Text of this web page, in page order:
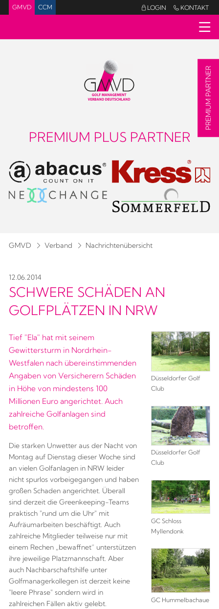
GMVD CCM LOGIN  KONTAKT
PREMIUM PLUS PARTNER
GMVD Verband Nachrichtenübersicht
12.06.2014
SCHWERE SCHÄDEN AN
GOLFPLÄTZEN IN NRW
Tief "Ela" hat mit seinem
Gewittersturm in Nordrhein-
Westfalen nach übereinstimmenden
Angaben von Versicherern Schäden
in Höhe von mindestens 100
Millionen Euro angerichtet. Auch
zahlreiche Golfanlagen sind
betroffen.
Die starken Unwetter aus der Nacht von
Montag auf Dienstag dieser Woche sind
an vielen Golfanlagen in NRW leider
nicht spurlos vorbeigegangen und haben
großen Schaden angerichtet. Überall
sind derzeit die Greenkeeping-Teams
praktisch "rund um die Uhr" mit
Aufräumarbeiten beschäftigt. Auch
zahlreiche Mitglieder teilweise nur mit
einem Rechen „bewaffnet“ unterstützen
ihre jeweilige Platzmannschaft. Aber
auch Nachbarschaftshilfe unter
Golfmanagerkollegen ist derzeit keine
"leere Phrase" sondern wird in
zahlreichen Fällen aktiv gelebt.
Düsseldorfer Golf
Club
Düsseldorfer Golf
Club
GC Schloss
Myllendonk
GC Hummelbachaue
PREMIUM PARTNER